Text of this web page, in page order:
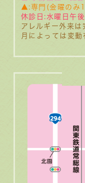
▲:専門(金曜のみ
休診日:水曜日午
アレルギー外来
月によっては変動